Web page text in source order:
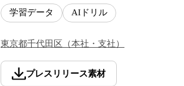
学習データ AIドリル
東京都千代田区 （本社・支社）
プレスリリース素材